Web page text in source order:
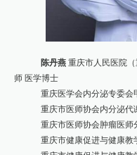
陈丹燕 重庆市人民医院
师 医学博士
重庆医学会内分泌专委会
重庆市医师协会内分泌代
重庆市医师协会肿瘤医师
重庆市健康促进与健康教